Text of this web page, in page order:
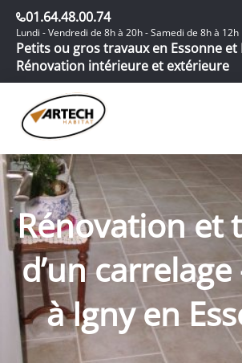
01.64.48.00.74
Lundi - Vendredi de 8h à 20h - Samedi de 8h à 12h
Petits ou gros travaux en Essonne et
Rénovation intérieure et extérieure
Rénovation et
d’un
à Igny en